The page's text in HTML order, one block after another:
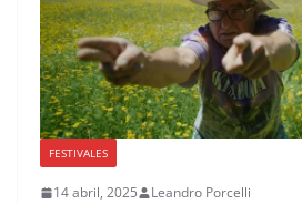
FESTIVALES
14 abril, 2025 Leandro Porcelli